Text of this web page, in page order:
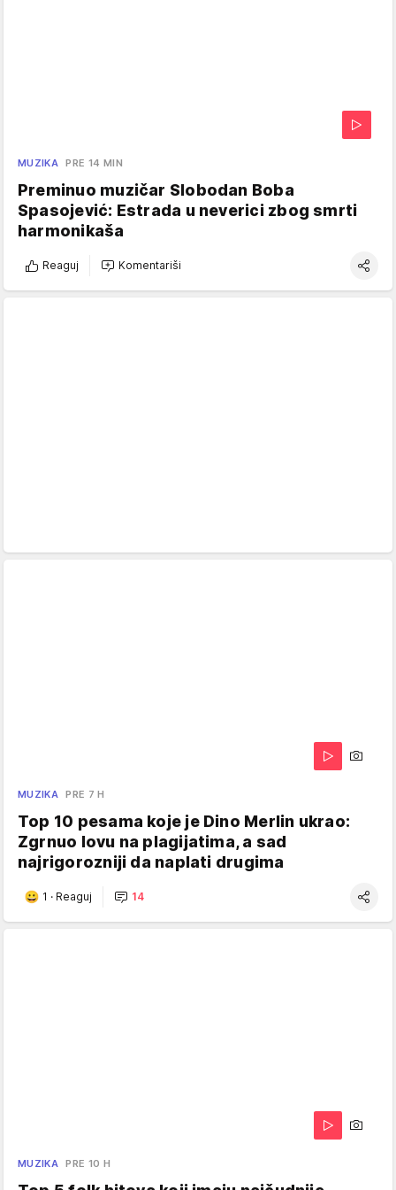
MUZIKA PRE 14 MIN
Preminuo muzičar Slobodan Boba
Spasojević: Estrada u neverici zbog smrti
harmonikaša
Reaguj Komentariši
MUZIKA PRE 7 H
Top 10 pesama koje je Dino Merlin ukrao:
Zgrnuo lovu na plagijatima, a sad
najrigorozniji da naplati drugima
1 · Reaguj 14
MUZIKA PRE 10 H